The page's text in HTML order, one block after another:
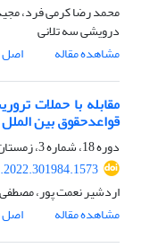
محمد رضا کرمی فرد،
درویشی سه تلانی
مشاهده مقاله
اصل
مقابله با حملات
قواعدحقوق بین الملل
دوره 18، شماره 3، زمستان 1400، صفحه
اردشیر نعمت پور،
مشاهده مقاله
اصل